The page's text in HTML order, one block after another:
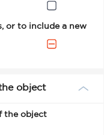
or to include a new
object
the object